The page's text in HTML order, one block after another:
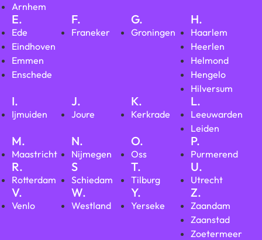
Arnhem
E.
Ede
Eindhoven
Emmen
Enschede
F.
Franeker
G.
Groningen
H.
Haarlem
Heerlen
Helmond
Hengelo
Hilversum
I.
Ijmuiden
J.
Joure
K.
Kerkrade
L.
Leeuwarden
Leiden
M.
Maastricht
N.
Nijmegen
O.
Oss
P.
Purmerend
R.
Rotterdam
S
Schiedam
T.
Tilburg
U.
Utrecht
V.
Venlo
W.
Westland
Y.
Yerseke
Z.
Zaandam
Zaanstad
Zoetermeer